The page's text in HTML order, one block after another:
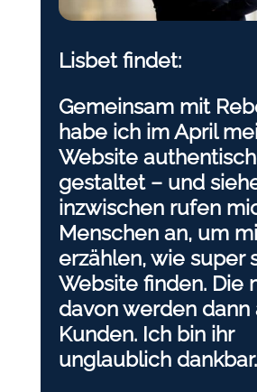
Lisbet findet:
Gemeinsam mit
habe ich im April
Website
gestaltet – und
inzwischen rufen
Menschen an, um
erzählen, wie super
Website finden. Die
davon werden dann
Kunden. Ich bin ihr
unglaublich dankbar.